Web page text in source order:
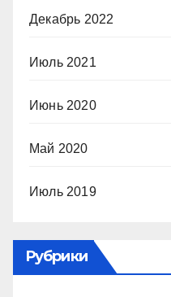
Декабрь 2022
Июль 2021
Июнь 2020
Май 2020
Июль 2019
Рубрики